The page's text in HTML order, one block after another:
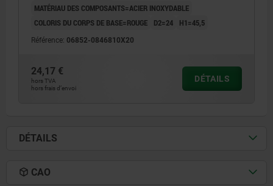
MATÉRIAU DES COMPOSANTS=ACIER INOXYDABLE
COLORIS DU CORPS DE BASE=ROUGE
D2=24 H1=45,5
Référence: 06852-0846810X20
24,17 €
hors TVA
hors frais d’envoi
DÉTAILS
DÉTAILS
CAO